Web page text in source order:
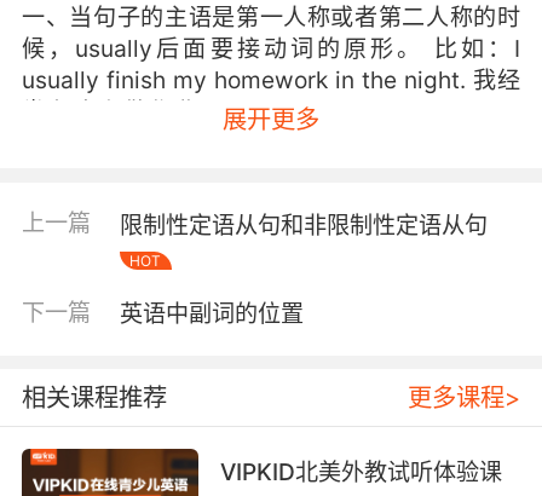
一、当句子的主语是第一人称或者第二人称的时
候，usually后面要接动词的原形。 比如：I
usually finish my homework in the night. 我经
常在晚上做作业。 I usually get up early and
the weekend. 你经常在周末阅读小说。
二、当句子的主语是第三人称的时候，usually的
reads the English book in the rest time. 他总是
the basketball in the afternoon with friends.
她经常和朋友在下午打篮球。 He usually
finishes the homework with her mother. 他经
常和他妈妈一起完成作业。
展开更多
上一篇 限制性定语从句和非限制性定语从句
HOT
下一篇 英语中副词的位置
相关课程推荐 更多课程>
VIPKID北美外教试听体验课